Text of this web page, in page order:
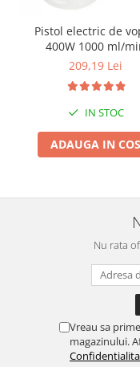
Butelii
Pirostrii si accesorii
Iluminat & electrice
Prelungitoare & cabluri
Lumina de crestere
Proiectoare & lampi
Veioze si Lampi
Pistol electric de
400W 1000 ml/
209,19 Lei
IN STOC
ADAUGA IN COS
Nu rata
Vreau sa
magazinului.